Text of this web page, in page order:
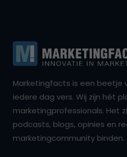
Marketingfacts is een beetje
iedere dag vers. Wij zijn hét
marketingprofessionals. Het
podcasts, blogs, opinies en
marketingcommunity binden.